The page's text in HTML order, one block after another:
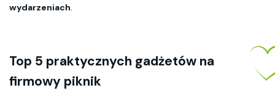
wydarzeniach.
Top 5 praktycznych gadżetów na
firmowy piknik